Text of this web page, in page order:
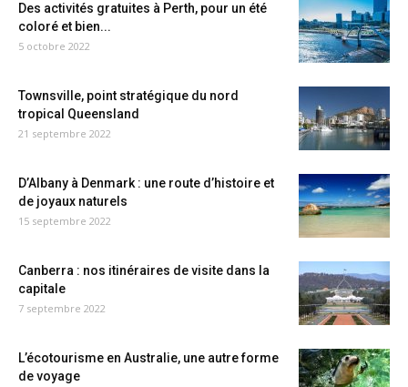
Des activités gratuites à Perth, pour un été
coloré et bien...
5 octobre 2022
Townsville, point stratégique du nord
tropical Queensland
21 septembre 2022
D’Albany à Denmark : une route d’histoire et
de joyaux naturels
15 septembre 2022
Canberra : nos itinéraires de visite dans la
capitale
7 septembre 2022
L’écotourisme en Australie, une autre forme
de voyage